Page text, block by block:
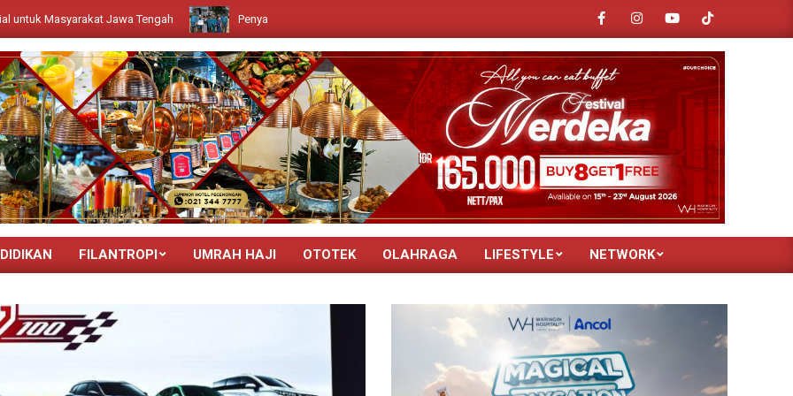
Jawa Tengah Penyaluran Bantuan Beasiswa Untuk Santri Darul Hijrah Deli Serdang Rektor Unisba Resmi Buka Turnamen Mini
Primary
FILANTROPI UMRAH HAJI OTOTEK OLAHRAGA LIFESTYLE NETWORK